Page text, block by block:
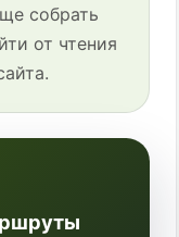
собрать
от чтения